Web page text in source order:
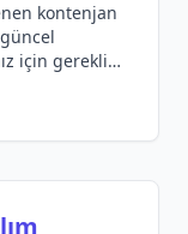
kontenjan
için gerekli